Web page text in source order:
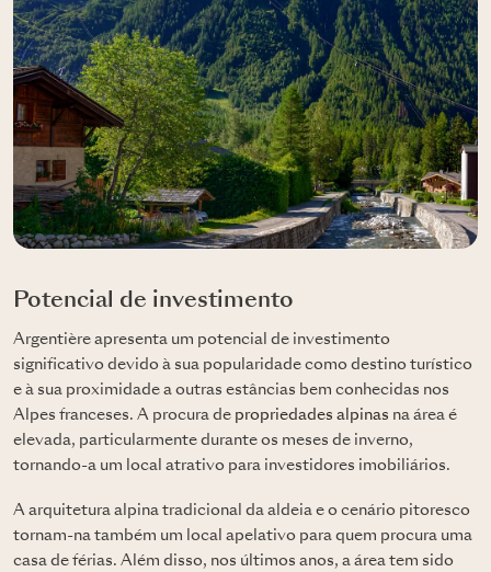
Potencial de investimento
Argentière apresenta um potencial de investimento
significativo devido à sua popularidade como destino turístico
e à sua proximidade a outras estâncias bem conhecidas nos
Alpes franceses. A procura de propriedades alpinas na área é
elevada, particularmente durante os meses de inverno,
tornando-a um local atrativo para investidores imobiliários.
A arquitetura alpina tradicional da aldeia e o cenário pitoresco
tornam-na também um local apelativo para quem procura uma
casa de férias. Além disso, nos últimos anos, a área tem sido